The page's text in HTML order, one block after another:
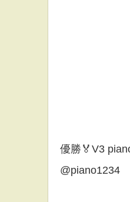
優勝🏅V3
@piano1234